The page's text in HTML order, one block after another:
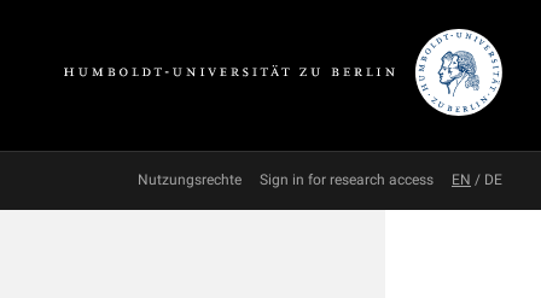
Nutzungsrechte Sign in for research access EN / DE